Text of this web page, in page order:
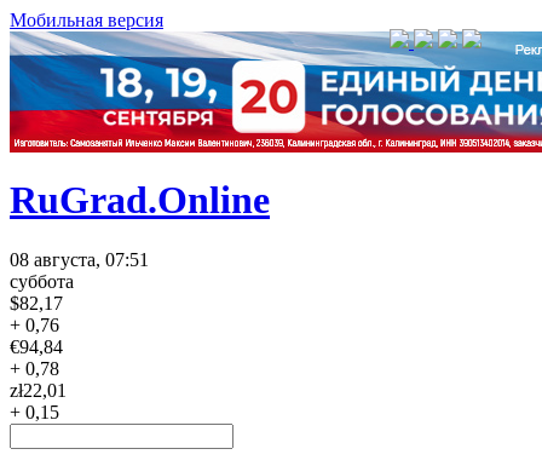
Мобильная версия
RuGrad.Online
08 августа, 07:51
суббота
$82,17
+ 0,76
€94,84
+ 0,78
zł22,01
+ 0,15